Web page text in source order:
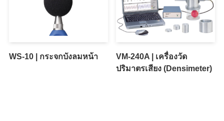
WS-10 | กระจกบังลมหน้า
VM-240A | เครื่องวัด
ปริมาตรเสียง (Densimeter)